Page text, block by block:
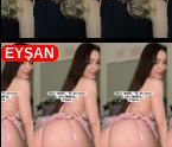
EYŞAN